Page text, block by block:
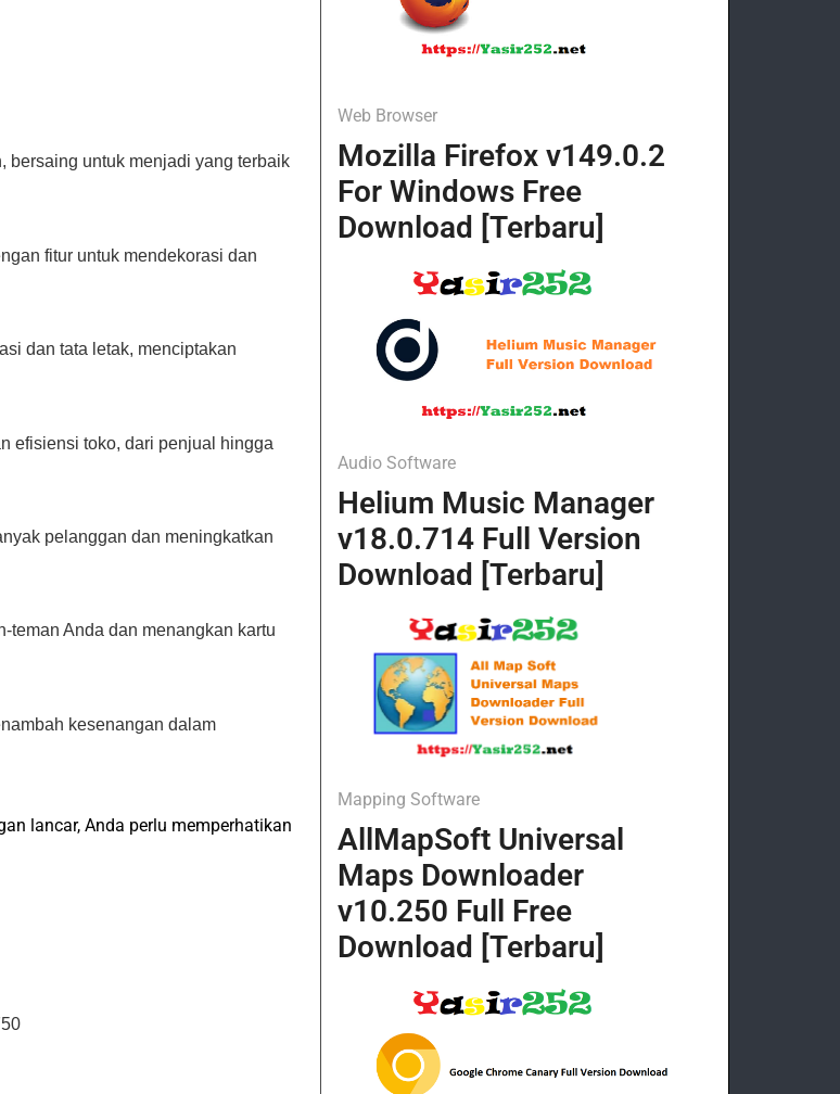
bersaing untuk menjadi yang terbaik
fitur untuk mendekorasi dan
dan tata letak, menciptakan
efisiensi toko, dari penjual hingga
pelanggan dan meningkatkan
teman Anda dan menangkan kartu
kesenangan dalam
lancar, Anda perlu memperhatikan
Web Browser
Mozilla Firefox v149.0.2
For Windows Free
Download [Terbaru]
Audio Software
Helium Music Manager
v18.0.714 Full Version
Download [Terbaru]
Mapping Software
AllMapSoft Universal
Maps Downloader
v10.250 Full Free
Download [Terbaru]